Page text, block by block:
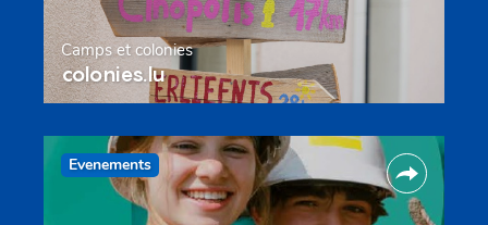
Camps et colonies
colonies.lu
Evenements